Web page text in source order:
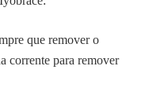
que remover o
corrente para remover